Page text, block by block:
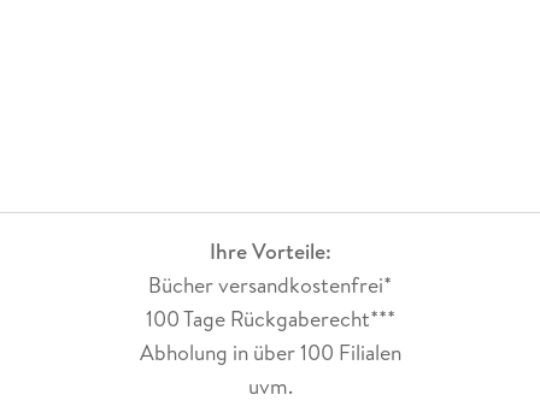
Ihre Vorteile:
Bücher versandkostenfrei*
100 Tage Rückgaberecht***
Abholung in über 100 Filialen
uvm.